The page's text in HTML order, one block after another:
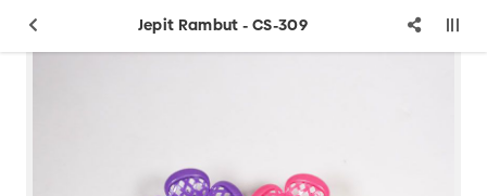
Jepit Rambut - CS-309